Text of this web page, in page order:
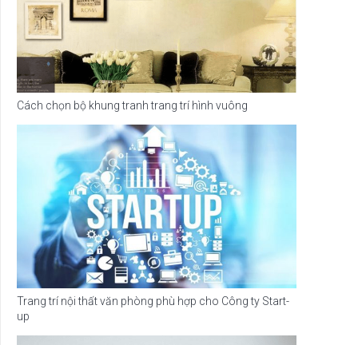
Cách chọn bộ khung tranh trang trí hình vuông
Trang trí nội thất văn phòng phù hợp cho Công ty Start-
up